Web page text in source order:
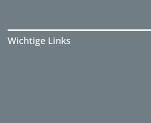
Wichtige Links